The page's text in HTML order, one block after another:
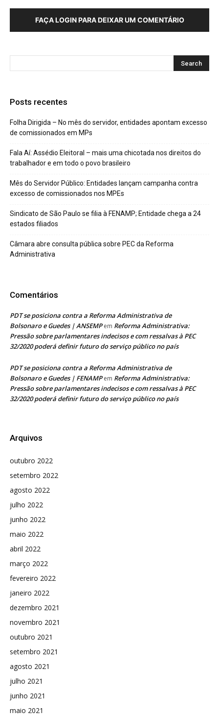
FAÇA LOGIN PARA DEIXAR UM COMENTÁRIO
Posts recentes
Folha Dirigida – No mês do servidor, entidades apontam excesso
de comissionados em MPs
Fala Aí: Assédio Eleitoral – mais uma chicotada nos direitos do
trabalhador e em todo o povo brasileiro
Mês do Servidor Público: Entidades lançam campanha contra
excesso de comissionados nos MPEs
Sindicato de São Paulo se filia à FENAMP; Entidade chega a 24
estados filiados
Câmara abre consulta pública sobre PEC da Reforma
Administrativa
Comentários
PDT se posiciona contra a Reforma Administrativa de
Bolsonaro e Guedes | ANSEMPem Reforma Administrativa:
Pressão sobre parlamentares indecisos e com ressalvas à PEC
32/2020 poderá definir futuro do serviço público no país
PDT se posiciona contra a Reforma Administrativa de
Bolsonaro e Guedes | FENAMPem Reforma Administrativa:
Pressão sobre parlamentares indecisos e com ressalvas à PEC
32/2020 poderá definir futuro do serviço público no país
Arquivos
outubro 2022
setembro 2022
agosto 2022
julho 2022
junho 2022
maio 2022
abril 2022
março 2022
fevereiro 2022
janeiro 2022
dezembro 2021
novembro 2021
outubro 2021
setembro 2021
agosto 2021
julho 2021
junho 2021
maio 2021